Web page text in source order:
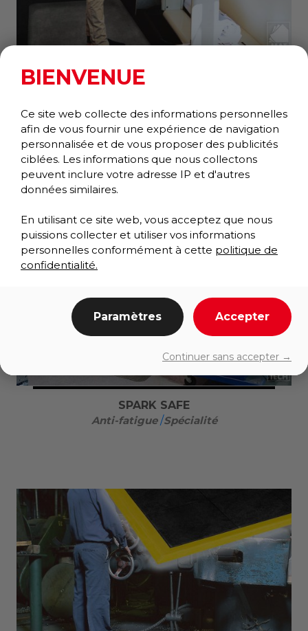
ELEGANCE
Collection Confort +
SPARK SAFE
Anti-fatigue /Spécialité
BIENVENUE
Ce site web collecte des informations personnelles
afin de vous fournir une expérience de navigation
personnalisée et de vous proposer des publicités
ciblées. Les informations que nous collectons
peuvent inclure votre adresse IP et d'autres
données similaires.
En utilisant ce site web, vous acceptez que nous
puissions collecter et utiliser vos informations
personnelles conformément à cette politique de
confidentialité.
Paramètres Accepter
Continuer sans accepter →